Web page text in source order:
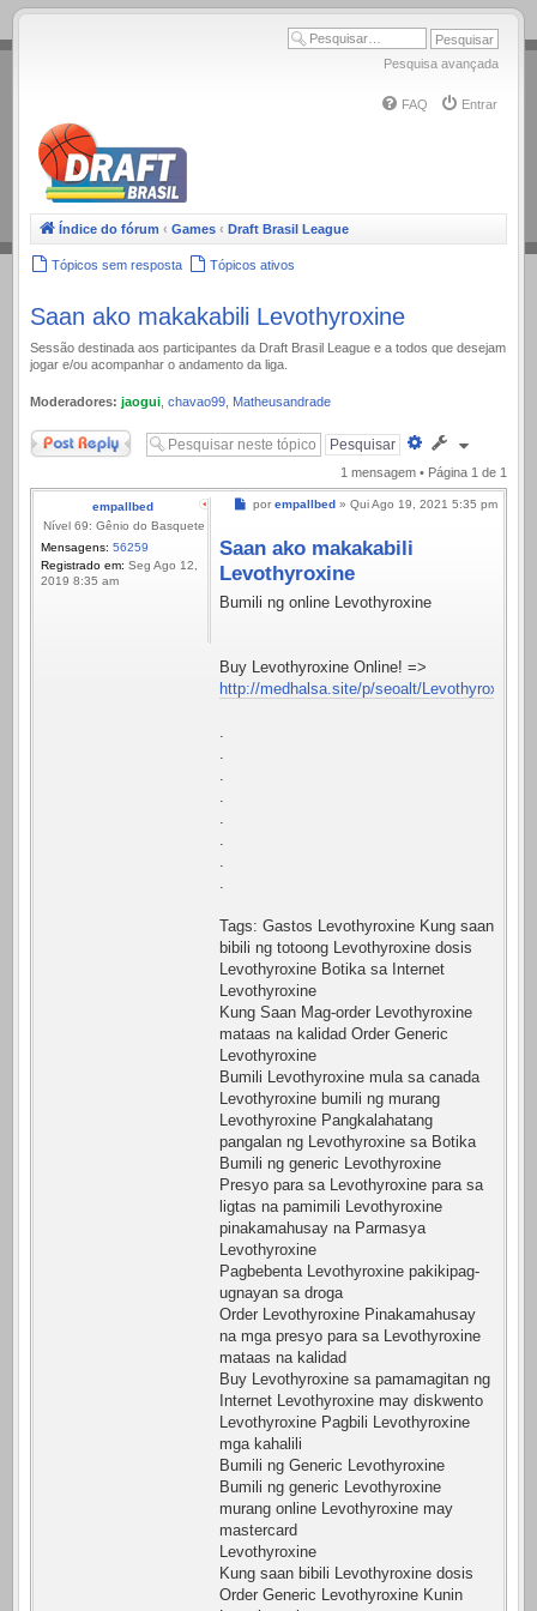
.
Pesquisa avançada
FAQ Entrar
Índice do fórum ‹ Games ‹ Draft Brasil League
Tópicos sem resposta Tópicos ativos
Saan ako makakabili Levothyroxine
Sessão destinada aos participantes da Draft Brasil League e a todos que desejam
jogar e/ou acompanhar o andamento da liga.
Moderadores: jaogui chavao99 Matheusandrade
Responder
Pesquisa
avançada
1 mensagem • Página 1 de 1
empallbed
Nível 69: Gênio do Basquete
Mensagens: 56259
Registrado em: Seg Ago 12,
2019 8:35 am
Mensagem
por empallbed » Qui Ago 19, 2021 5:35 pm
Saan ako makakabili
Levothyroxine
Bumili ng online Levothyroxine
Buy Levothyroxine Online! =>
http://medhalsa.site/p/seoalt/
.
.
.
.
.
.
.
.
Tags: Gastos Levothyroxine Kung saan
bibili ng totoong Levothyroxine dosis
Levothyroxine Botika sa Internet
Levothyroxine
Kung Saan Mag-order Levothyroxine
mataas na kalidad Order Generic
Levothyroxine
Bumili Levothyroxine mula sa canada
Levothyroxine bumili ng murang
Levothyroxine Pangkalahatang
pangalan ng Levothyroxine sa Botika
Bumili ng generic Levothyroxine
Presyo para sa Levothyroxine para sa
ligtas na pamimili Levothyroxine
pinakamahusay na Parmasya
Levothyroxine
Pagbebenta Levothyroxine pakikipag-
ugnayan sa droga
Order Levothyroxine Pinakamahusay
na mga presyo para sa Levothyroxine
mataas na kalidad
Buy Levothyroxine sa pamamagitan ng
Internet Levothyroxine may diskwento
Levothyroxine Pagbili Levothyroxine
mga kahalili
Bumili ng Generic Levothyroxine
Bumili ng generic Levothyroxine
murang online Levothyroxine may
mastercard
Levothyroxine
Kung saan bibili Levothyroxine dosis
Order Generic Levothyroxine Kunin